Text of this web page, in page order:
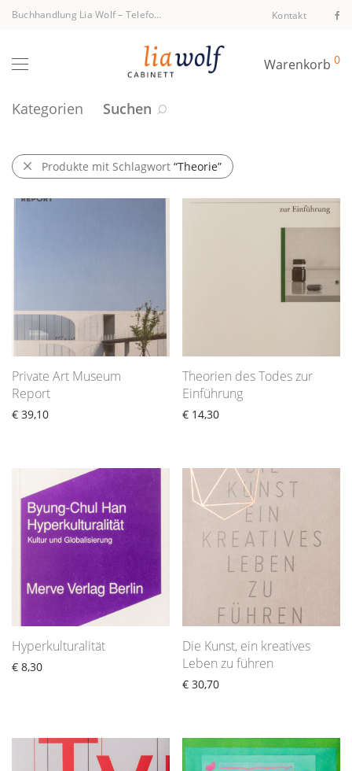
Buchhandlung Lia Wolf– Telefon +43 1 512 40 94 Kontakt
Warenkorb 0
Kategorien Suchen
Produkte mit Schlagwort “Theorie”
Private Art Museum
Report
€ 39,10
Theorien des Todes zur
Einführung
€ 14,30
Hyperkulturalität
€ 8,30
Die Kunst, ein kreatives
Leben zu führen
€ 30,70